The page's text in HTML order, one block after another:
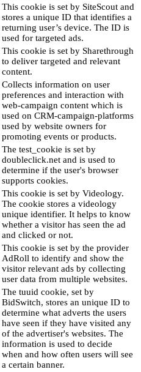
This cookie is set by SiteScout and
stores a unique ID that identifies a
returning user’s device. The ID is
used for targeted ads.
This cookie is set by Sharethrough
to deliver targeted and relevant
content.
Collects information on user
preferences and interaction with
web-campaign content which is
used on CRM-campaign-platforms
used by website owners for
promoting events or products.
The test_cookie is set by
doubleclick.net and is used to
determine if the user's browser
supports cookies.
This cookie is set by Videology.
The cookie stores a videology
unique identifier. It helps to know
whether a visitor has seen the ad
and clicked or not.
This cookie is set by the provider
AdRoll to identify and show the
visitor relevant ads by collecting
user data from multiple websites.
The tuuid cookie, set by
BidSwitch, stores an unique ID to
determine what adverts the users
have seen if they have visited any
of the advertiser's websites. The
information is used to decide
when and how often users will see
a certain banner.